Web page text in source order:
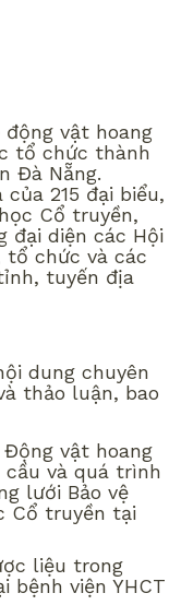
động vật hoang
tổ chức thành
Đà Nẵng.
215 đại biểu,
Cổ truyền,
đại diện các Hội
tổ chức và các
tuyến địa
dung chuyên
thảo luận, bao
vật hoang
và quá trình
lưới Bảo vệ
Cổ truyền tại
liệu trong
bệnh viện YHCT